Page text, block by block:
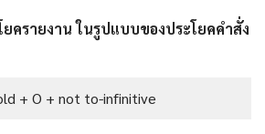
ยครายงานในรูปแบบของประโยคคำสั่ง
+ O + not to-infinitive